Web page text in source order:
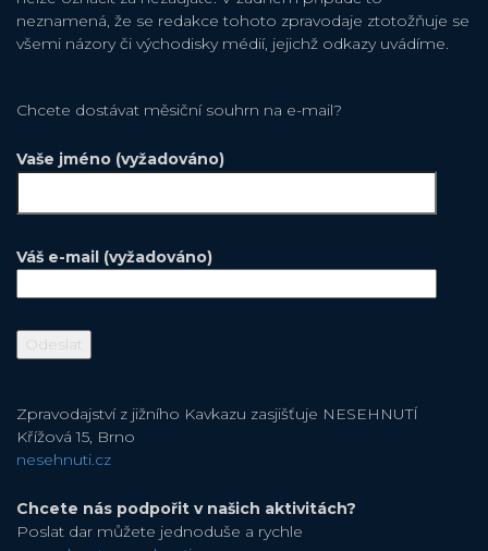
neznamená, že se redakce tohoto zpravodaje ztotožňuje se
všemi názory či východisky médií, jejichž odkazy uvádíme.
Chcete dostávat měsiční souhrn na e-mail?
Vaše jméno (vyžadováno)
Váš e-mail (vyžadováno)
Zpravodajství z jižního Kavkazu zasjišťuje NESEHNUTÍ
Křížová 15, Brno
nesehnuti.cz
Chcete nás podpořit v našich aktivitách?
Poslat dar můžete jednoduše a rychle